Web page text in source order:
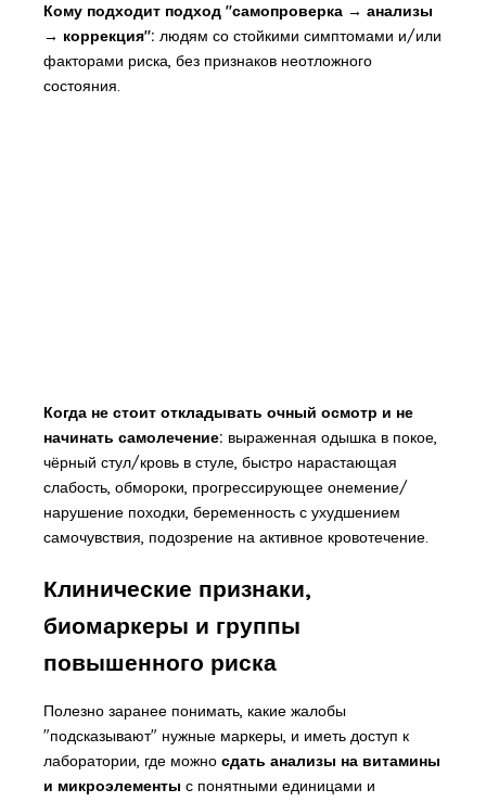
Кому подходит подход "самопроверка → анализы
→ коррекция": людям со стойкими симптомами и/или
факторами риска, без признаков неотложного
состояния.
Когда не стоит откладывать очный осмотр и не
начинать самолечение: выраженная одышка в покое,
чёрный стул/кровь в стуле, быстро нарастающая
слабость, обмороки, прогрессирующее онемение/
нарушение походки, беременность с ухудшением
самочувствия, подозрение на активное кровотечение.
Клинические признаки,
биомаркеры и группы
повышенного риска
Полезно заранее понимать, какие жалобы
"подсказывают" нужные маркеры, и иметь доступ к
лаборатории, где можно сдать анализы на витамины
и микроэлементы с понятными единицами и